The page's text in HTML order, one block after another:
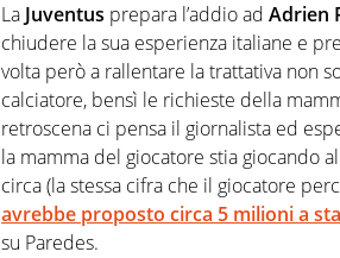
La Juventus prepara l’addio ad Adrien
chiudere la sua esperienza italiane e
volta però a rallentare la trattativa non
calciatore, bensì le richieste della
retroscena ci pensa il giornalista ed
la mamma del giocatore stia giocando
circa (la stessa cifra che il giocatore
avrebbe proposto circa 5 milioni a
su Paredes.